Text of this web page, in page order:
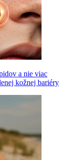
a nie viac
kožnej bariéry